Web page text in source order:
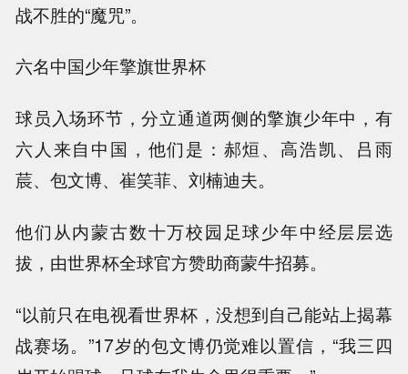
战不胜的“魔咒”。
六名中国少年擎旗世界杯
球员入场环节，分立通道两侧的擎旗少年中，有
六人来自中国，他们是：郝烜、高浩凯、吕雨
莀、包文博、崔笑菲、刘楠迪夫。
他们从内蒙古数十万校园足球少年中经层层选
拔，由世界杯全球官方赞助商蒙牛招募。
“以前只在电视看世界杯，没想到自己能站上揭幕
战赛场。”17岁的包文博仍觉难以置信，“我三四